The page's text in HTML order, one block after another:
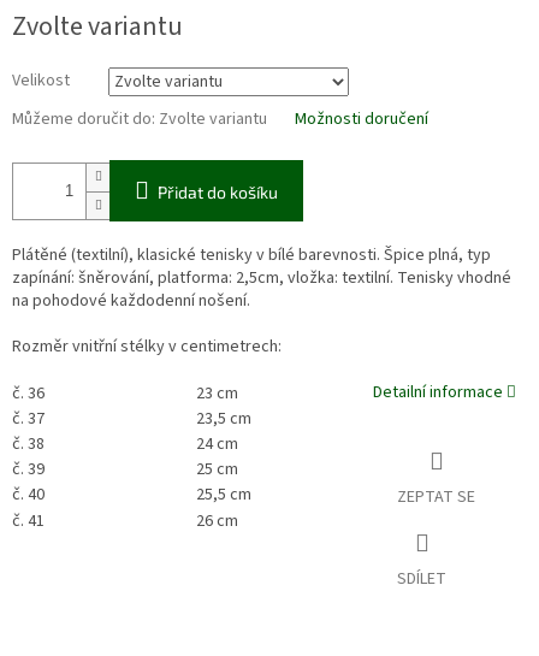
cena:
Zvolte variantu
Velikost
Můžeme doručit do: Zvolte variantu Možnosti doručení
Přidat do košíku
Plátěné (textilní), klasické tenisky v bílé barevnosti. Špice plná, typ
zapínání: šněrování, platforma: 2,5cm, vložka: textilní. Tenisky vhodné
na pohodové každodenní nošení.
Rozměr vnitřní stélky v centimetrech:
č. 36
23 cm
č. 37
23,5 cm
č. 38
24 cm
č. 39
25 cm
č. 40
25,5 cm
č. 41
26 cm
Detailní informace
ZEPTAT SE
SDÍLET